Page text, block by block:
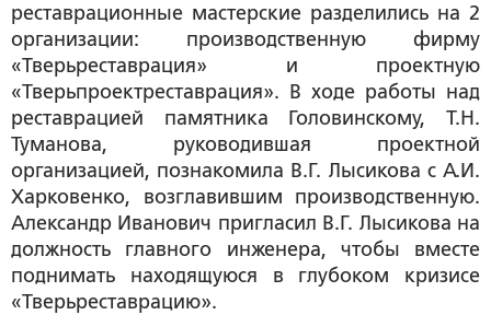
реставрационные мастерские разделились на 2
организации: производственную фирму
«Тверьреставрация» и проектную
«Тверьпроектреставрация». В ходе работы над
реставрацией памятника Головинскому, Т.Н.
Туманова, руководившая проектной
организацией, познакомила В.Г. Лысикова с А.И.
Харковенко, возглавившим производственную.
Александр Иванович пригласил В.Г. Лысикова на
должность главного инженера, чтобы вместе
поднимать находящуюся в глубоком кризисе
«Тверьреставрацию».